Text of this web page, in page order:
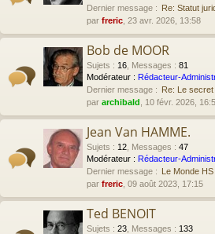
Dernier message : Re: Statut
par freric , 23 avr. 2026, 13:58
Bob de MOOR
Sujets : 16 Messages : 81
Modérateur : Rédacteur-
Dernier message : Re: Le
par archibald , 10 févr. 2026,
Jean Van HAMME.
Sujets : 12 Messages : 47
Modérateur : Rédacteur-
Dernier message : Le Monde
par freric , 09 août 2023, 17:15
Ted BENOIT
Sujets : 23 Messages : 133